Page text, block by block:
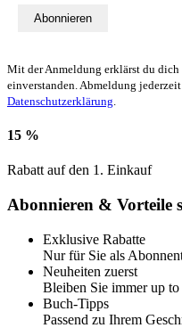
Abonnieren
Mit der Anmeldung erklärst du dich
einverstanden. Abmeldung
Datenschutzerklärung
15 %
Rabatt auf den 1. Einkauf
Abonnieren & Vorteile
Exklusive Rabatte
Nur für Sie als
Neuheiten zuerst
Bleiben Sie immer up to
Buch-Tipps
Passend zu Ihrem